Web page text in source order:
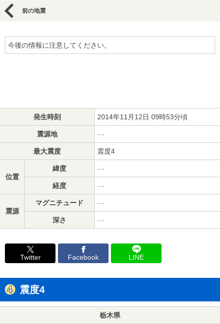
前の地震
今後の情報に注意してください。
発生時刻 2014年11月12日 09時53分頃
震源地 ---
最大震度 震度4
位置
緯度 ---
経度 ---
震源
マグニチュード ---
深さ ---
Twitter Facebook LINE
震度4
栃木県